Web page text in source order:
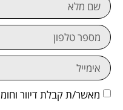
מאשר/ת קבלת דיוור